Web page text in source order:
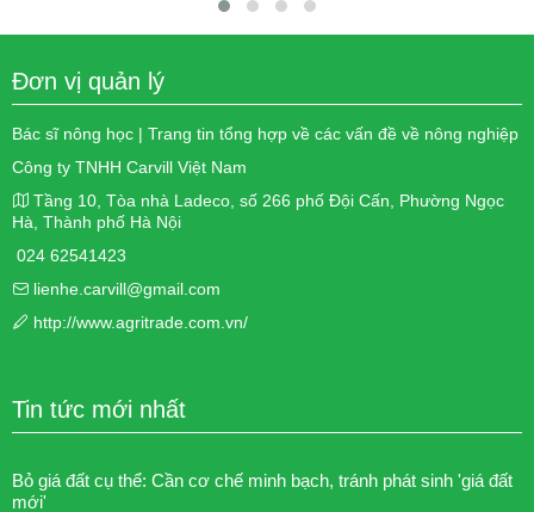
Đơn vị quản lý
Bác sĩ nông học | Trang tin tổng hợp về các vấn đề về nông nghiệp
Công ty TNHH Carvill Việt Nam
Tầng 10, Tòa nhà Ladeco, số 266 phố Đội Cấn, Phường Ngọc
Hà, Thành phố Hà Nội
024 62541423
lienhe.carvill@gmail.com
http://www.agritrade.com.vn/
Tin tức mới nhất
Bỏ giá đất cụ thể: Cần cơ chế minh bạch, tránh phát sinh 'giá đất
mới'